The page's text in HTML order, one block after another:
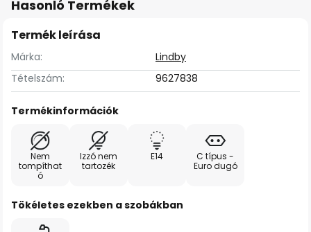
Hasonló Termékek
Termék leírása
Márka:
Lindby
Tételszám:
9627838
Termékinformációk
Nem
tompíthat
ó
Izzó nem
tartozék
E14
C típus -
Euro dugó
Tökéletes ezekben a szobákban